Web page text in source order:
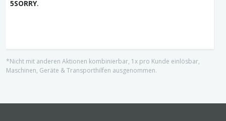
5SORRY.
*Nicht mit anderen Aktionen kombinierbar, 1x pro Kunde einlösbar,
Maschinen, Geräte & Transporthilfen ausgenommen.